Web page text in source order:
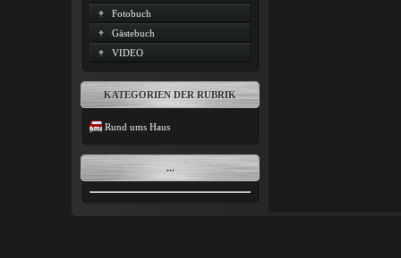
Fotobuch
Gästebuch
VIDEO
KATEGORIEN DER RUBRIK
Rund ums Haus
...